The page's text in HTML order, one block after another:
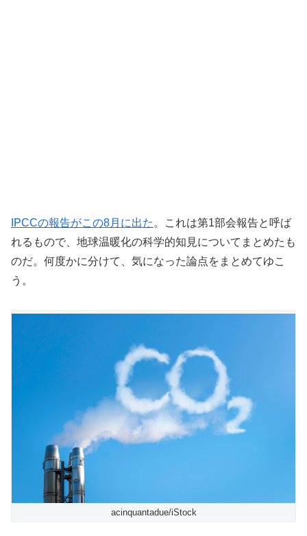
IPCCの報告がこの8月に出た 。これは第1部会報告と呼ば
れるもので、地球温暖化の科学的知見についてまとめたも
のだ。何度かに分けて、気になった論点をまとめてゆこ
う。
acinquantadue/iStock